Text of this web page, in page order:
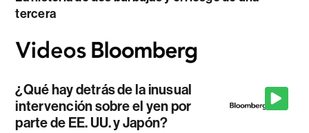
tercera
¿Qué hay detrás de la inusual
intervención sobre el yen por
parte de EE. UU. y Japón?